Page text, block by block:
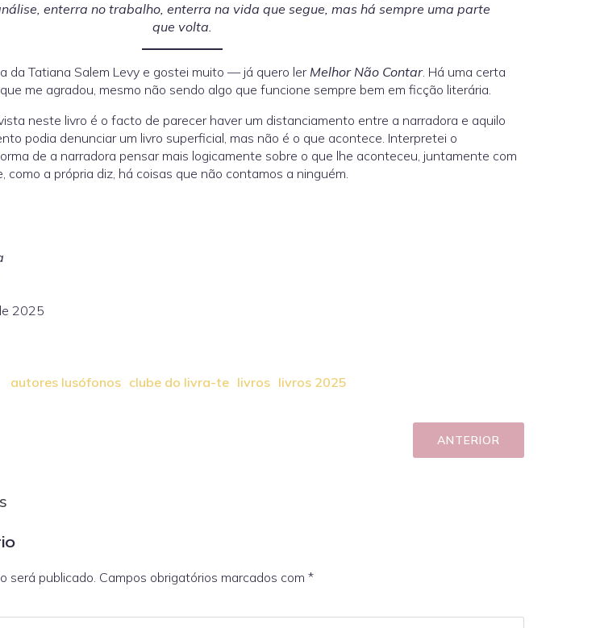
enterra no trabalho, enterra na vida que segue, mas há sempre uma parte
que volta.
da Tatiana Salem Levy e gostei muito — já quero lerMelhor Não Contar. Há uma certa
me agradou, mesmo não sendo algo que funcione sempre bem em ficção literária.
neste livro é o facto de parecer haver um distanciamento entre a narradora e aquilo
podia denunciar um livro superficial, mas não é o que acontece. Interpretei o
de a narradora pensar mais logicamente sobre o que lhe aconteceu, juntamente com
como a própria diz, há coisas que não contamos a ninguém.
2025
autores lusófonos clube do livra-te livros livros 2025
ANTERIOR
será publicado. Campos obrigatórios marcados com *